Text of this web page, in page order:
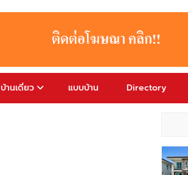
บ้านเดี่ยว แบบบ้าน Directory